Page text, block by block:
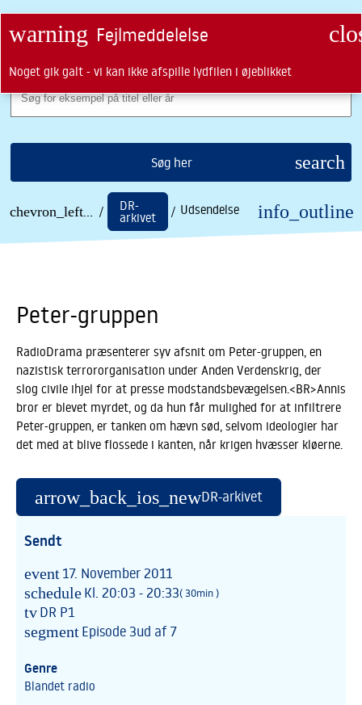
warning Fejlmeddelelse
Noget gik galt - vi kan ikke afspille lydfilen i øjeblikket
ROYAL DANISH LIBRARY LOGO
Søg her search
chevron_left ... / DR-
arkivet / Søgning
/ Udsendelse info_outline
Peter-gruppen
RadioDrama præsenterer syv afsnit om Peter-gruppen, en
nazistisk terrororganisation under Anden Verdenskrig, der
slog civile ihjel for at presse modstandsbevægelsen.<BR>Annis
bror er blevet myrdet, og da hun får mulighed for at infiltrere
Peter-gruppen, er tanken om hævn sød, selvom ideologier har
det med at blive flossede i kanten, når krigen hvæsser kløerne.
arrow_back_ios_newDR-arkivet
Sendt
event17. November 2011
scheduleKl. 20:03 - 20:33( 30min )
tvDR P1
segmentEpisode 3ud af 7
Genre
Blandet radio